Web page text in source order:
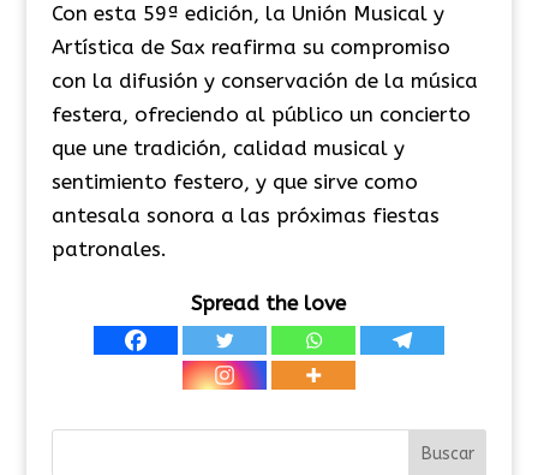
Con esta 59ª edición, la Unión Musical y
Artística de Sax reafirma su compromiso
con la difusión y conservación de la música
festera, ofreciendo al público un concierto
que une tradición, calidad musical y
sentimiento festero, y que sirve como
antesala sonora a las próximas fiestas
patronales.
Spread the love